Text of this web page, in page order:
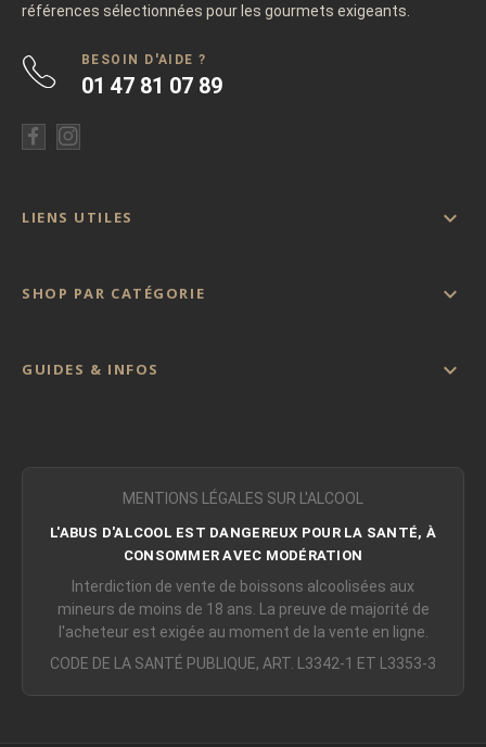
références sélectionnées pour les gourmets exigeants.
BESOIN D'AIDE ?
01 47 81 07 89
LIENS UTILES 
SHOP PAR CATÉGORIE 
GUIDES & INFOS 
MENTIONS LÉGALES SUR L'ALCOOL
L'ABUS D'ALCOOL EST DANGEREUX POUR LA SANTÉ, À
CONSOMMER AVEC MODÉRATION
Interdiction de vente de boissons alcoolisées aux
mineurs de moins de 18 ans. La preuve de majorité de
l'acheteur est exigée au moment de la vente en ligne.
CODE DE LA SANTÉ PUBLIQUE, ART. L3342-1 ET L3353-3